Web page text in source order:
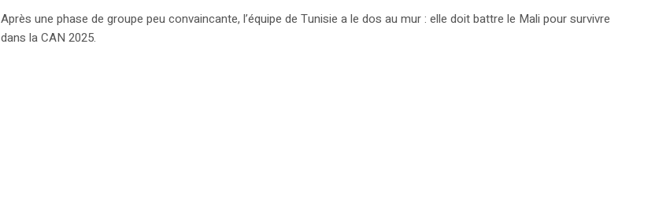
Après une phase de groupe peu convaincante, l’équipe de Tunisie a le dos au mur : elle doit battre le Mali pour survivre
dans la CAN 2025.